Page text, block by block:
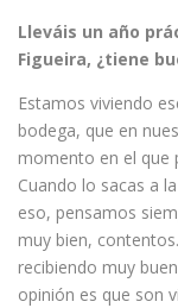
Lleváis un año
Figueira, ¿tiene
Estamos viviendo
bodega, que en
momento en el que
Cuando lo sacas a
eso, pensamos
muy bien,
recibiendo muy buen
opinión es que son